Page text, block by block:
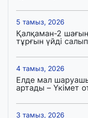
5 тамыз, 2026
Қалқаман-2
тұрғын үйді салып
4 тамыз, 2026
Елде мал
артады – Үкімет
3 тамыз, 2026